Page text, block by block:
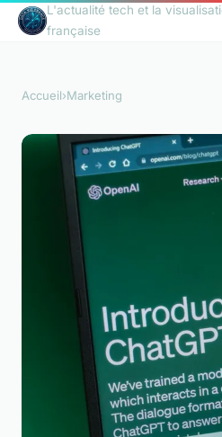
L'actualité tech et la
française
Accueil›Marketing